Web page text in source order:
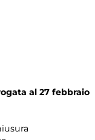
al 27 febbraio